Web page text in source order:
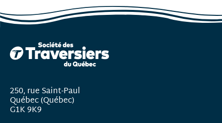
250, rue Saint-Paul
Québec (Québec)
G1K 9K9